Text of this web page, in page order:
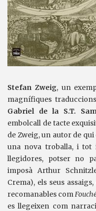
Stefan Zweig, un
magnífiques
Gabriel de la S.T.
embolcall de tacte
de Zweig, un autor de
una nova troballa, i tot i
llegidores, potser no
imposà Arthur
Crema), els seus
recomanables com
es llegeixen com